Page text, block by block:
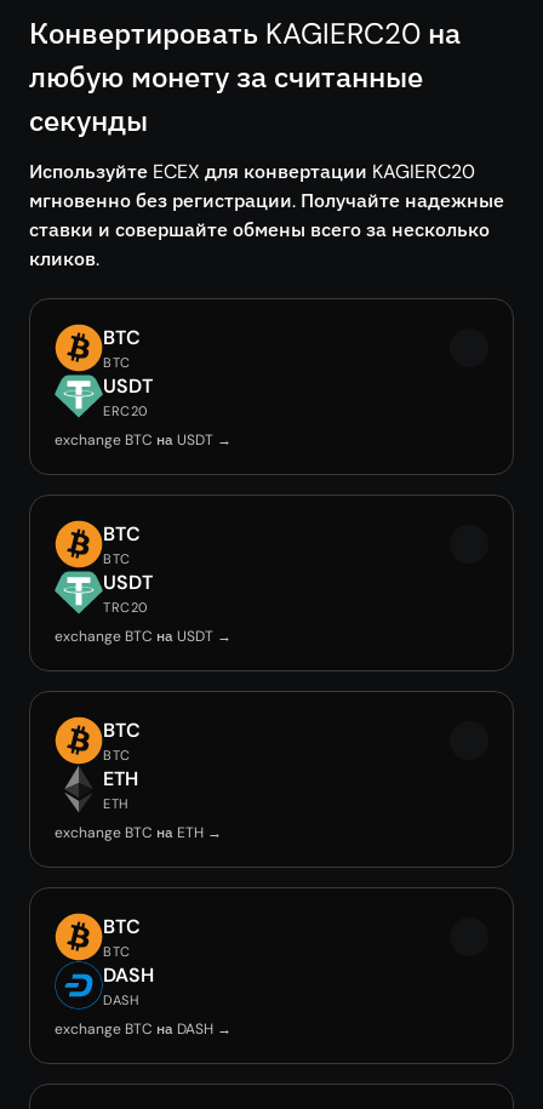
Конвертировать KAGIERC20 на
любую монету за считанные
секунды
Используйте ECEX для конвертации KAGIERC20
мгновенно без регистрации. Получайте надежные
ставки и совершайте обмены всего за несколько
кликов.
BTC
BTC
USDT
ERC20
exchange BTC на USDT →
BTC
BTC
USDT
TRC20
exchange BTC на USDT →
BTC
BTC
ETH
ETH
exchange BTC на ETH →
BTC
BTC
DASH
DASH
exchange BTC на DASH →